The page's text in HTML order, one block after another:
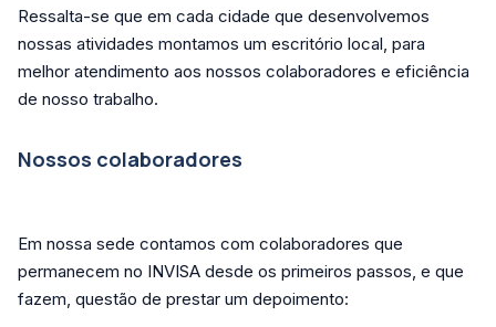
Ressalta-se que em cada cidade que desenvolvemos
nossas atividades montamos um escritório local, para
melhor atendimento aos nossos colaboradores e eficiência
de nosso trabalho.
Nossos colaboradores
Em nossa sede contamos com colaboradores que
permanecem no INVISA desde os primeiros passos, e que
fazem, questão de prestar um depoimento: